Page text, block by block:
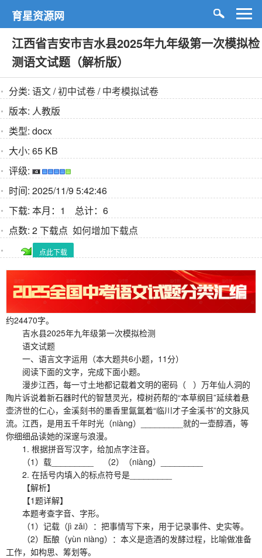
育星资源网
江西省吉安市吉水县2025年九年级第一次模拟检
测语文试题（解析版）
分类: 语文/初中试卷/中考模拟试卷
版本: 人教版
类型: docx
大小: 65 KB
评级:
时间: 2025/11/9 5:42:46
下载: 本月：1 总计：6
点数: 2 下载点 如何增加下载点
点此下载
约24470字。
吉水县2025年九年级第一次模拟检测
语文试题
一、语言文字运用（本大题共6小题，11分）
阅读下面的文字，完成下面小题。
漫步江西，每一寸土地都记载着文明的密码（ ）万年仙人洞的
陶片诉说着新石器时代的智慧灵光，樟树药帮的“本草纲目”延续着悬
壶济世的仁心，金溪刻书的墨香里氤氲着“临川才子金溪书”的文脉风
流。江西，是用五千年时光（niàng）_________就的一壶醇酒，等
你细细品读她的深邃与浪漫。
1. 根据拼音写汉字，给加点字注音。
（1）载_________ （2）（niàng）_________
2. 在括号内填入的标点符号是_________
【解析】
【1题详解】
本题考查字音、字形。
（1）记载（jì zǎi）：把事情写下来，用于记录事件、史实等。
（2）酝酿（yùn niàng）：本义是造酒的发酵过程，比喻做准备
工作，如构思、筹划等。